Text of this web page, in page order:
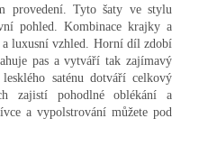
provedení. Tyto šaty ve stylu
pohled. Kombinace krajky a
a luxusní vzhled. Horní díl zdobí
pas a vytváří tak zajímavý
saténu dotváří celkový
zajistí pohodlné oblékání a
a vypolstrování můžete pod